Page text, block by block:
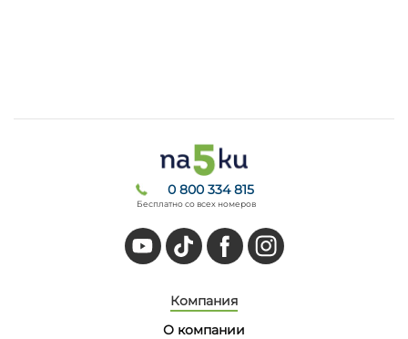
0 800 334 815
Бесплатно со всех номеров
Компания
О компании